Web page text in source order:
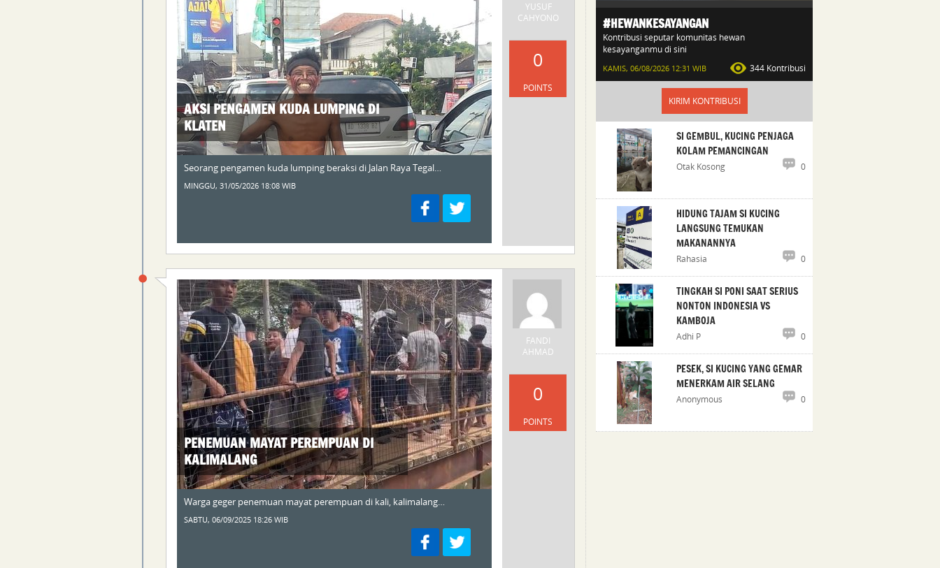
AKSI PENGAMEN KUDA LUMPING DI
KLATEN
Seorang pengamen kuda lumping beraksi di Jalan Raya Tegal…
MINGGU, 31/05/2026 18:08 WIB
YUSUF
CAHYONO
0
POINTS
PENEMUAN MAYAT PEREMPUAN DI
KALIMALANG
Warga geger penemuan mayat perempuan di kali, kalimalang…
SABTU, 06/09/2025 18:26 WIB
FANDI
AHMAD
0
POINTS
#HEWANKESAYANGAN
Kontribusi seputar komunitas hewan
kesayanganmu di sini
KAMIS, 06/08/2026 12:31 WIB 344 Kontribusi
KIRIM KONTRIBUSI
SI GEMBUL, KUCING PENJAGA
KOLAM PEMANCINGAN
Otak Kosong 0
HIDUNG TAJAM SI KUCING
LANGSUNG TEMUKAN
MAKANANNYA
Rahasia 0
TINGKAH SI PONI SAAT SERIUS
NONTON INDONESIA VS
KAMBOJA
Adhi P 0
PESEK, SI KUCING YANG GEMAR
MENERKAM AIR SELANG
Anonymous 0